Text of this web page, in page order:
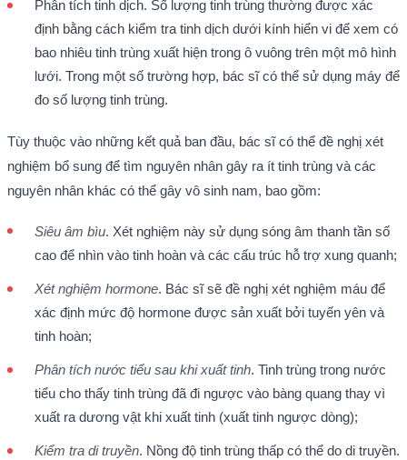
Phân tích tinh dịch. Số lượng tinh trùng thường được xác
định bằng cách kiểm tra tinh dịch dưới kính hiển vi để xem có
bao nhiêu tinh trùng xuất hiện trong ô vuông trên một mô hình
lưới. Trong một số trường hợp, bác sĩ có thể sử dụng máy để
đo số lượng tinh trùng.
Tùy thuộc vào những kết quả ban đầu, bác sĩ có thể đề nghị xét
nghiệm bổ sung để tìm nguyên nhân gây ra ít tinh trùng và các
nguyên nhân khác có thể gây vô sinh nam, bao gồm:
Siêu âm bìu. Xét nghiệm này sử dụng sóng âm thanh tần số
cao để nhìn vào tinh hoàn và các cấu trúc hỗ trợ xung quanh;
Xét nghiệm hormone. Bác sĩ sẽ đề nghị xét nghiệm máu để
xác định mức độ hormone được sản xuất bởi tuyến yên và
tinh hoàn;
Phân tích nước tiểu sau khi xuất tinh. Tinh trùng trong nước
tiểu cho thấy tinh trùng đã đi ngược vào bàng quang thay vì
xuất ra dương vật khi xuất tinh (xuất tinh ngược dòng);
Kiểm tra di truyền. Nồng độ tinh trùng thấp có thể do di truyền.